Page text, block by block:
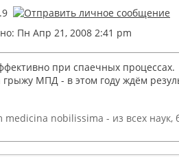
Пн Апр 21, 2008 2:41 pm
при спаечных процессах.
МПД - в этом году ждём
nobilissima - из всех наук,